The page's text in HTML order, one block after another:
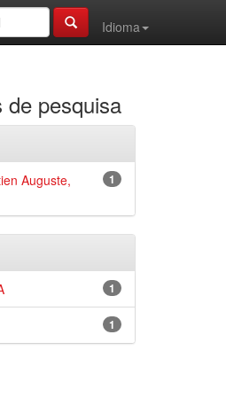
Idioma
de pesquisa
1
Auguste,
1
1